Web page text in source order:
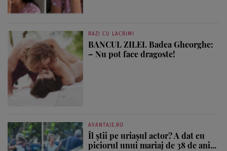
RAZI CU LACRIMI
BANCUL ZILEI. Badea Gheorghe:
– Nu pot face dragoste!
AVANTAJE.RO
Îl știi pe uriașul actor? A dat cu
piciorul unui mariaj de 38 de ani...